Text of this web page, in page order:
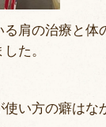
肩の治療と体
た。
い方の癖はな